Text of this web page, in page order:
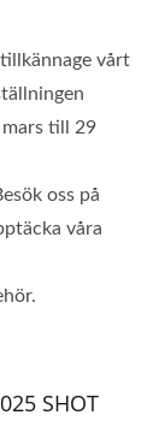
vårt
till 29
oss på
våra
SHOT